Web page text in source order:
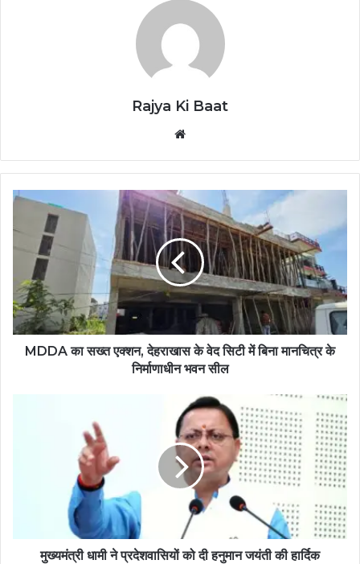
Rajya Ki Baat
MDDA का सख्त एक्शन, देहराखास के वेद सिटी में बिना मानचित्र के
निर्माणाधीन भवन सील
मुख्यमंत्री धामी ने प्रदेशवासियों को दी हनुमान जयंती की हार्दिक